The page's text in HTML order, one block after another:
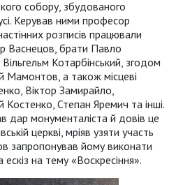
собору, збудованого
Керував ними професор
розписів працювали
Васнецов, брати Павло
Котарбінський, згодом
Мамонтов, а також місцеві
Віктор Замирайло,
Костенко, Степан Яремич та інші.
дар монументаліста й довів це
церкві, мріяв узяти участь
запропонував йому виконати
ескіз на тему «Воскресіння».